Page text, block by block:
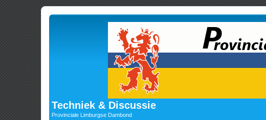
Techniek & Discussie
Provinciale Limburgse Dambond